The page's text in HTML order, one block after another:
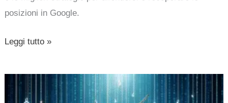
posizioni in Google.
Leggi tutto »
Google
come